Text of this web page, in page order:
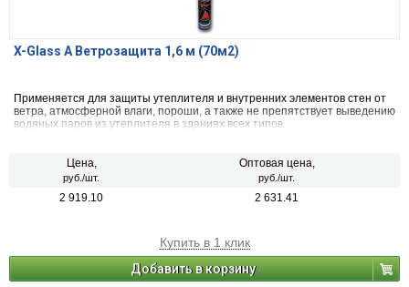
X-Glass А Ветрозащита 1,6 м (70м2)
Применяется для защиты утеплителя и внутренних элементов стен от
ветра, атмосферной влаги, пороши, а также не препятствует выведению
водяных паров из утеплителя в зданиях всех типов.
Цена,
руб./шт.
Оптовая цена,
руб./шт.
2 919.10 2 631.41
Купить в 1 клик
Добавить в корзину